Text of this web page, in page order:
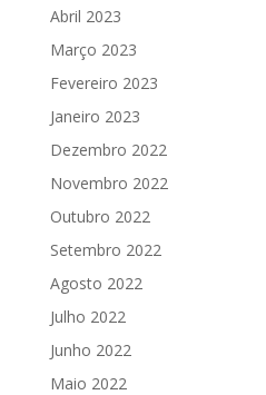
Abril 2023
Março 2023
Fevereiro 2023
Janeiro 2023
Dezembro 2022
Novembro 2022
Outubro 2022
Setembro 2022
Agosto 2022
Julho 2022
Junho 2022
Maio 2022